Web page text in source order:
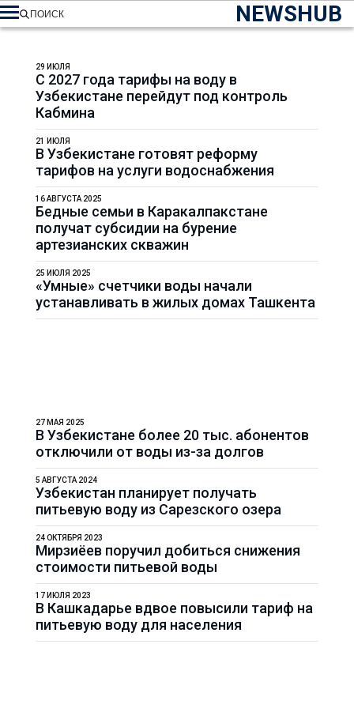
NEWSHUB
ПОИСК
С 2027 года тарифы на воду в
Узбекистане перейдут под контроль
Кабмина
29 ИЮЛЯ
В Узбекистане готовят реформу
тарифов на услуги водоснабжения
21 ИЮЛЯ
Бедные семьи в Каракалпакстане
получат субсидии на бурение
артезианских скважин
16 АВГУСТА 2025
«Умные» счетчики воды начали
устанавливать в жилых домах Ташкента
25 ИЮЛЯ 2025
В Узбекистане более 20 тыс. абонентов
отключили от воды из-за долгов
27 МАЯ 2025
Узбекистан планирует получать
питьевую воду из Сарезского озера
5 АВГУСТА 2024
Мирзиёев поручил добиться снижения
стоимости питьевой воды
24 ОКТЯБРЯ 2023
В Кашкадарье вдвое повысили тариф на
питьевую воду для населения
17 ИЮЛЯ 2023